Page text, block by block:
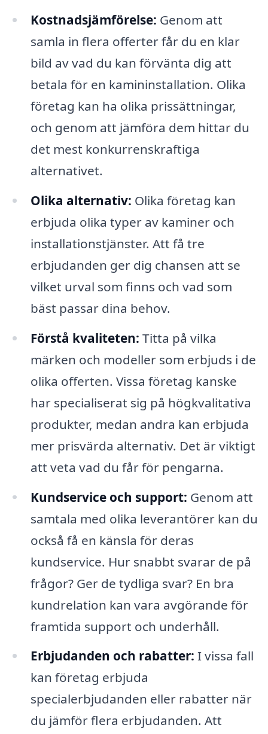
Kostnadsjämförelse: Genom att
samla in flera offerter får du en klar
bild av vad du kan förvänta dig att
betala för en kamininstallation. Olika
företag kan ha olika prissättningar,
och genom att jämföra dem hittar du
det mest konkurrenskraftiga
alternativet.
Olika alternativ: Olika företag kan
erbjuda olika typer av kaminer och
installationstjänster. Att få tre
erbjudanden ger dig chansen att se
vilket urval som finns och vad som
bäst passar dina behov.
Förstå kvaliteten: Titta på vilka
märken och modeller som erbjuds i de
olika offerten. Vissa företag kanske
har specialiserat sig på högkvalitativa
produkter, medan andra kan erbjuda
mer prisvärda alternativ. Det är viktigt
att veta vad du får för pengarna.
Kundservice och support: Genom att
samtala med olika leverantörer kan du
också få en känsla för deras
kundservice. Hur snabbt svarar de på
frågor? Ger de tydliga svar? En bra
kundrelation kan vara avgörande för
framtida support och underhåll.
Erbjudanden och rabatter: I vissa fall
kan företag erbjuda
specialerbjudanden eller rabatter när
du jämför flera erbjudanden. Att